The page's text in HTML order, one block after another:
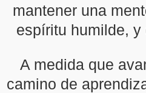
mantener una
espíritu humilde, y
A medida que
camino de